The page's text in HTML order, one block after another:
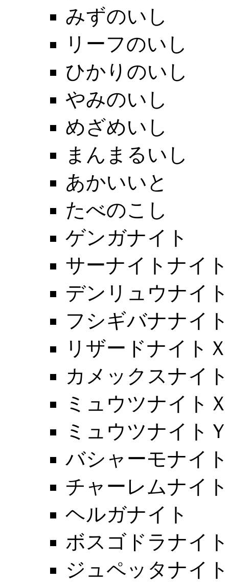
みずのいし
リーフのいし
ひかりのいし
やみのいし
めざめいし
まんまるいし
あかいいと
たべのこし
ゲンガナイト
サーナイトナイト
デンリュウナイト
フシギバナナイト
リザードナイトＸ
カメックスナイト
ミュウツナイトＸ
ミュウツナイトＹ
バシャーモナイト
チャーレムナイト
ヘルガナイト
ボスゴドラナイト
ジュペッタナイト